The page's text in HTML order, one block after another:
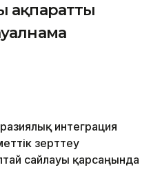
ақпаратты
интеграция
зерттеу
сайлауы қарсаңында